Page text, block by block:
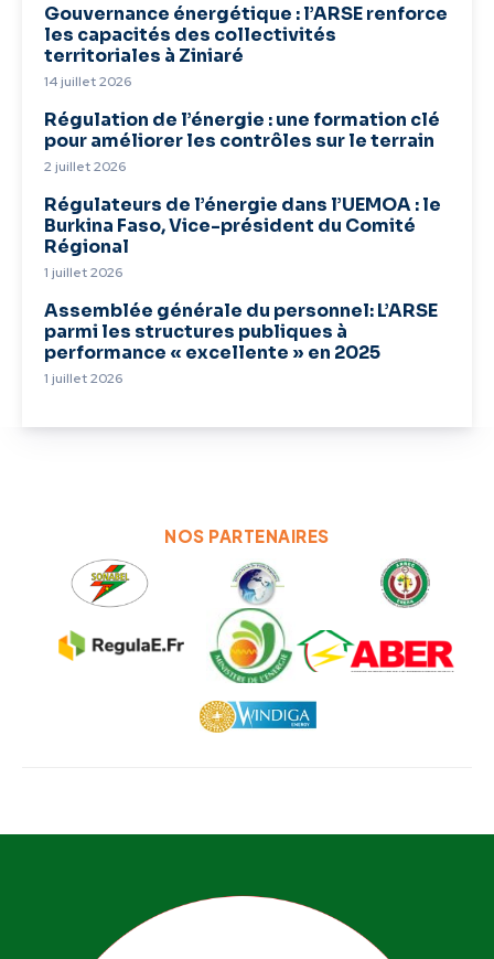
Gouvernance énergétique : l’ARSE renforce
les capacités des collectivités
territoriales à Ziniaré
14 juillet 2026
Régulation de l’énergie : une formation clé
pour améliorer les contrôles sur le terrain
2 juillet 2026
Régulateurs de l’énergie dans l’UEMOA : le
Burkina Faso, Vice-président du Comité
Régional
1 juillet 2026
Assemblée générale du personnel: L’ARSE
parmi les structures publiques à
performance « excellente » en 2025
1 juillet 2026
NOS PARTENAIRES